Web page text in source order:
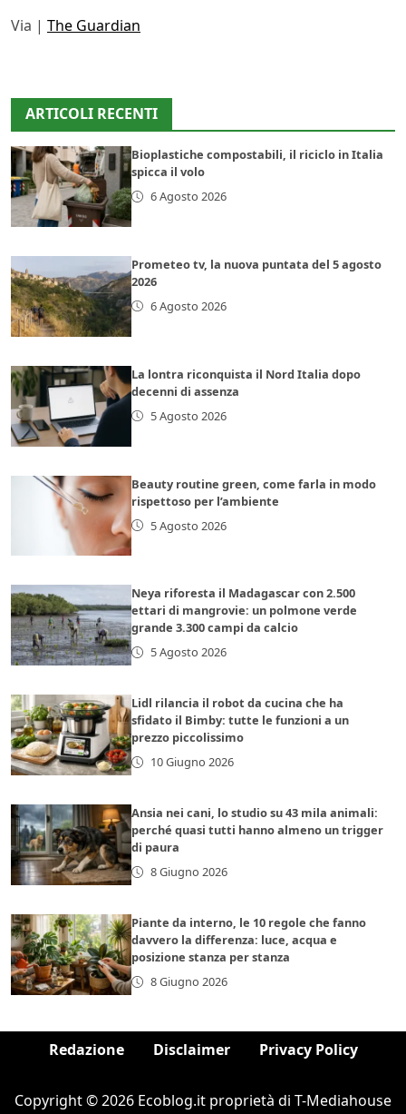
Via | The Guardian
ARTICOLI RECENTI
Bioplastiche compostabili, il riciclo in Italia
spicca il volo
6 Agosto 2026
Prometeo tv, la nuova puntata del 5 agosto
2026
6 Agosto 2026
La lontra riconquista il Nord Italia dopo
decenni di assenza
5 Agosto 2026
Beauty routine green, come farla in modo
rispettoso per l’ambiente
5 Agosto 2026
Neya riforesta il Madagascar con 2.500
ettari di mangrovie: un polmone verde
grande 3.300 campi da calcio
5 Agosto 2026
Lidl rilancia il robot da cucina che ha
sfidato il Bimby: tutte le funzioni a un
prezzo piccolissimo
10 Giugno 2026
Ansia nei cani, lo studio su 43 mila animali:
perché quasi tutti hanno almeno un trigger
di paura
8 Giugno 2026
Piante da interno, le 10 regole che fanno
davvero la differenza: luce, acqua e
posizione stanza per stanza
8 Giugno 2026
Redazione Disclaimer Privacy Policy
Copyright © 2026 Ecoblog.it proprietà di T-Mediahouse